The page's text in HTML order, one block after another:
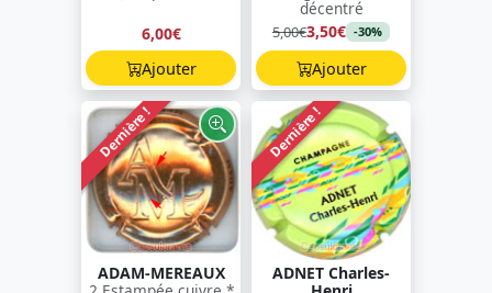
6,00€
Ajouter
décentré
5,00€3,50€ -30%
Ajouter
Dernière !
ADAM-MEREAUX
Dernière !
ADNET Charles-